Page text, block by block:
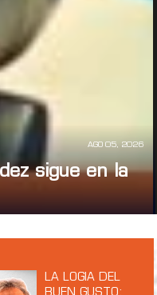
AGO 05, 2026
sigue en la
LA LOGIA DEL